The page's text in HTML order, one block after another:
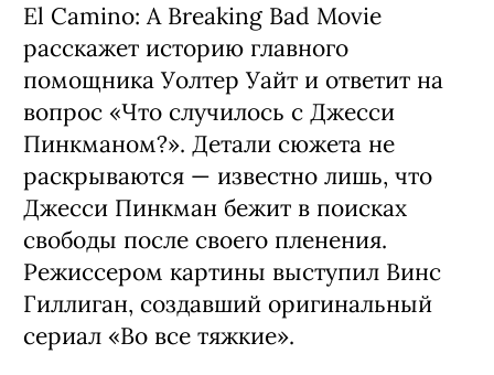
El Camino: A Breaking Bad Movie
расскажет историю главного
помощника Уолтер Уайт и ответит на
вопрос «Что случилось с Джесси
Пинкманом?». Детали сюжета не
раскрываются — известно лишь, что
Джесси Пинкман бежит в поисках
свободы после своего пленения.
Режиссером картины выступил Винс
Гиллиган, создавший оригинальный
сериал «Во все тяжкие».